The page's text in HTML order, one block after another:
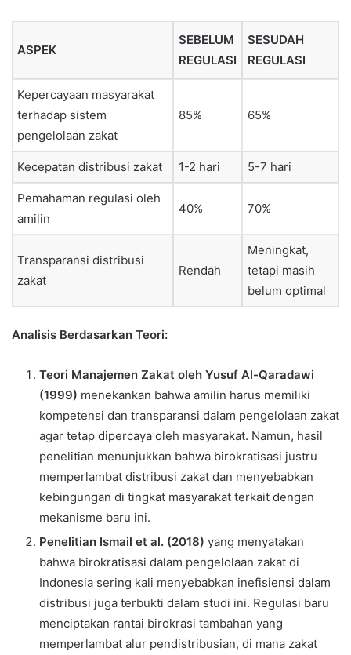
ASPEK
SEBELUM
REGULASI
SESUDAH
REGULASI
Kepercayaan masyarakat
terhadap sistem
pengelolaan zakat
85% 65%
Kecepatan distribusi zakat 1-2 hari 5-7 hari
Pemahaman regulasi oleh
amilin
40% 70%
Transparansi distribusi
zakat
Rendah
Meningkat,
tetapi masih
belum optimal
Analisis Berdasarkan Teori:
Teori Manajemen Zakat oleh Yusuf Al-Qaradawi
(1999) menekankan bahwa amilin harus memiliki
kompetensi dan transparansi dalam pengelolaan zakat
agar tetap dipercaya oleh masyarakat. Namun, hasil
penelitian menunjukkan bahwa birokratisasi justru
memperlambat distribusi zakat dan menyebabkan
kebingungan di tingkat masyarakat terkait dengan
mekanisme baru ini.
Penelitian Ismail et al. (2018) yang menyatakan
bahwa birokratisasi dalam pengelolaan zakat di
Indonesia sering kali menyebabkan inefisiensi dalam
distribusi juga terbukti dalam studi ini. Regulasi baru
menciptakan rantai birokrasi tambahan yang
memperlambat alur pendistribusian, di mana zakat